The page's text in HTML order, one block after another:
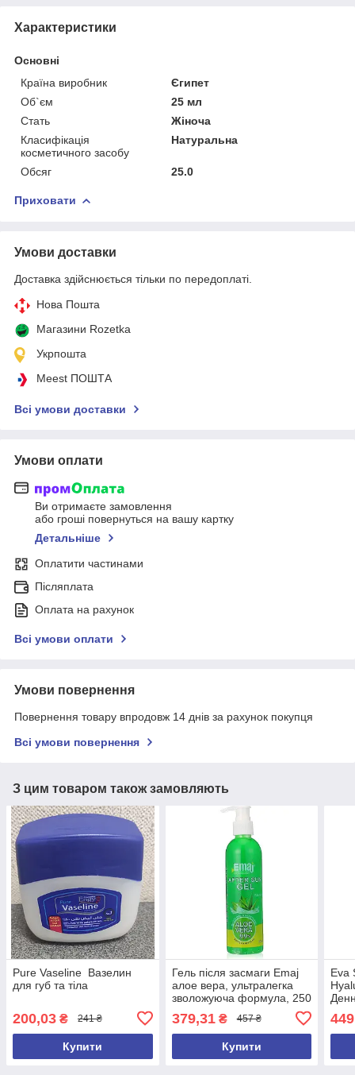
Характеристики
Основні
Країна виробник
Єгипет
Об`єм
25 мл
Стать
Жіноча
Класифікація
косметичного засобу
Натуральна
Обсяг 25.0
Приховати
Умови доставки
Доставка здійснюється тільки по передоплаті.
Нова Пошта
Магазини Rozetka
Укрпошта
Meest ПОШТА
Всі умови доставки
Умови оплати
Ви отримаєте замовлення
або гроші повернуться на вашу картку
Детальніше
Оплатити частинами
Післяплата
Оплата на рахунок
Всі умови оплати
Умови повернення
Повернення товару впродовж 14 днів за рахунок покупця
Всі умови повернення
З цим товаром також замовляють
Pure Vaseline Вазелин
для губ та тіла
200,03 ₴ 241 ₴
Купити
Гель після засмаги Emaj
алое вера, ультралегка
зволожуюча формула, 250
379,31₴ 457 ₴
Купити
Eva